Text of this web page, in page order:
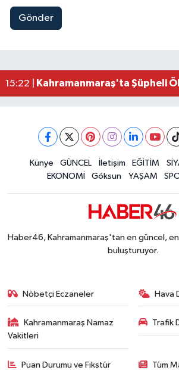
Gönder
22:09 |Kahramanmaraş'ta
15:22 |
Kahramanmaraş'ta Şüpheli
15:10 |Kahramanmaraş'ta Korku
Tayland'daki Okul Saldırısı
Kahramanmaraş'taki Okul
12:31 |Kahramanmaraş Ağustos
Kahramanmaraş'ta Hacı
12:09 |Kahramanmaraş'ta Madrigal
Kahramanmaraş'ta Said Bey
Künye GÜNCEL İletişim EĞİTİM
EKONOMİ
Göksun YAŞAM
Haber46, Kahramanmaraş'tan en güncel, en
buluşturuyor.
Nöbetçi Eczaneler Hava
Kahramanmaraş Namaz
Vakitleri
Trafik
Puan Durumu ve Fikstür Tüm